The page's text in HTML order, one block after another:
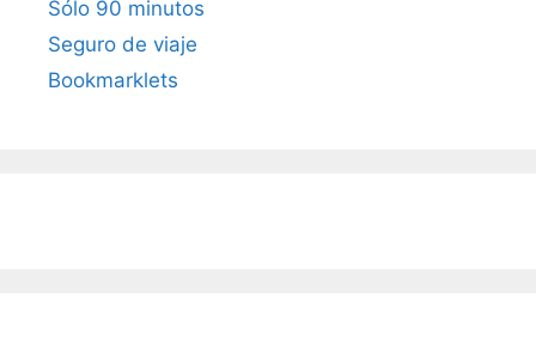
Sólo 90 minutos
Seguro de viaje
Bookmarklets